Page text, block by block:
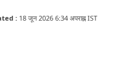
: 18 जून 2026 6:34 अपराह्न IST